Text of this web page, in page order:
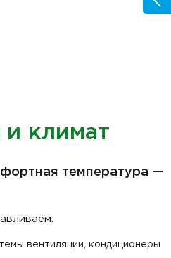
и климат
температура —
вентиляции, кондиционеры